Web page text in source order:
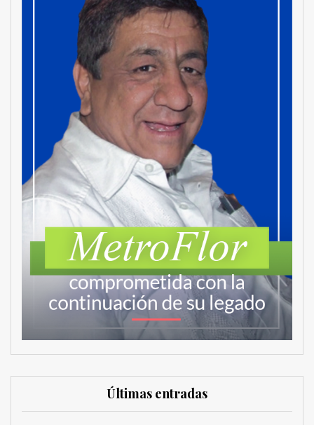
Últimas entradas